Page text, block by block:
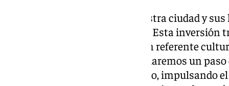
«La relevancia histórica de nuestra ciudad y
América merecen ser contados. Esta inversión
y posicionará la ciudad como un referente
Con el apoyo de la Diputación, daremos un
en valor nuestro legado histórico, impulsando